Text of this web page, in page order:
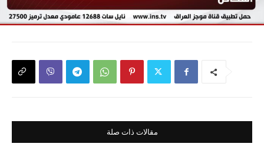
مقالات ذات صلة